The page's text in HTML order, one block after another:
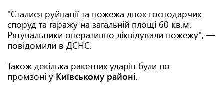
"Сталися руйнації та пожежа двох господарчих
споруд та гаражу на загальній площі 60 кв.м.
Рятувальники оперативно ліквідували пожежу", —
повідомили в ДСНС.
Також декілька ракетних ударів були по
промзоні у Київському районі.